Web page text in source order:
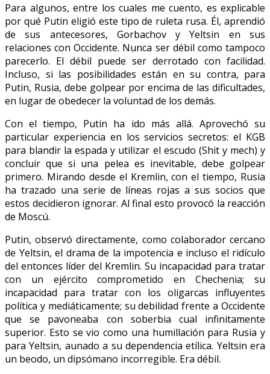
Para algunos, entre los cuales me cuento, es explicable
por qué Putin eligió este tipo de ruleta rusa. Él, aprendió
de sus antecesores, Gorbachov y Yeltsin en sus
relaciones con Occidente. Nunca ser débil como tampoco
parecerlo. El débil puede ser derrotado con facilidad.
Incluso, si las posibilidades están en su contra, para
Putin, Rusia, debe golpear por encima de las dificultades,
en lugar de obedecer la voluntad de los demás.
Con el tiempo, Putin ha ido más allá. Aprovechó su
particular experiencia en los servicios secretos: el KGB
para blandir la espada y utilizar el escudo (Shit y mech) y
concluir que si una pelea es inevitable, debe golpear
primero. Mirando desde el Kremlin, con el tiempo, Rusia
ha trazado una serie de líneas rojas a sus socios que
estos decidieron ignorar. Al final esto provocó la reacción
de Moscú.
Putin, observó directamente, como colaborador cercano
de Yeltsin, el drama de la impotencia e incluso el ridículo
del entonces líder del Kremlin. Su incapacidad para tratar
con un ejército comprometido en Chechenia; su
incapacidad para tratar con los oligarcas influyentes
política y mediáticamente; su debilidad frente a Occidente
que se pavoneaba con soberbia cual infinitamente
superior. Esto se vio como una humillación para Rusia y
para Yeltsin, aunado a su dependencia etílica. Yeltsin era
un beodo, un dipsómano incorregible. Era débil.